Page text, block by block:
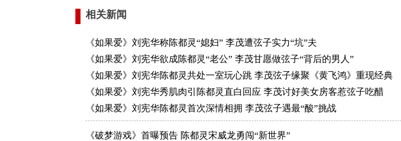
相关新闻
《如果爱》刘宪华称陈都灵“媳妇” 李茂遭弦子实力“坑”夫
《如果爱》刘宪华欲成陈都灵“老公” 李茂甘愿做弦子“背后的男人”
《如果爱》刘宪华陈都灵共处一室玩心跳 李茂弦子缘聚《黄飞鸿》重现经典
《如果爱》刘宪华秀肌肉引陈都灵直白回应 李茂讨好美女房客惹弦子吃醋
《如果爱》刘宪华陈都灵首次深情相拥 李茂弦子遇最“酸”挑战
《破梦游戏》首曝预告 陈都灵宋威龙勇闯“新世界”